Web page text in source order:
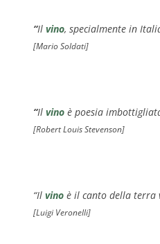
“Il vino, specialmente in
[Mario Soldati]
“Il vino è poesia
[Robert Louis Stevenson]
“Il vino è il canto della terra
[Luigi Veronelli]